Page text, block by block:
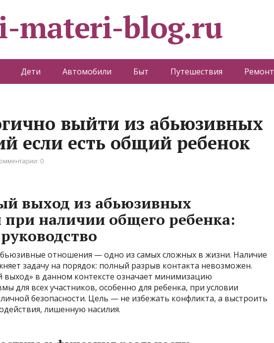
materi-blog.ru
Дети Автомобили Быт Путешествия Ремонт
выйти из абьюзивных
если есть общий ребенок
0
выход из абьюзивных
наличии общего ребенка:
отношения — одно из самых сложных в жизни. Наличие
задачу на порядок: полный разрыв контакта невозможен.
выход» в данном контексте означает минимизацию
для всех участников, особенно для ребенка, при условии
безопасности. Цель — не избежать конфликта, а выстроить
лишенную насилия.